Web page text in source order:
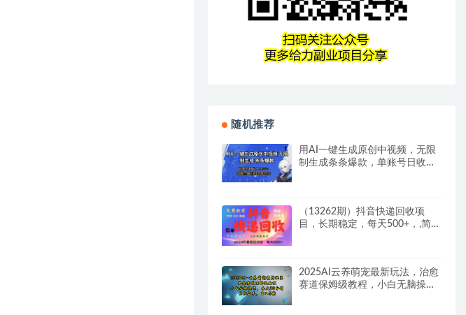
随机推荐
用AI一键生成原创中视频，无限
制生成条条爆款，单账号日收入
（13262期）抖音快递回收项
目，长期稳定，每天500+，,简单
2025AI云养萌宠最新玩法，治愈
赛道保姆级教程，小白无脑操